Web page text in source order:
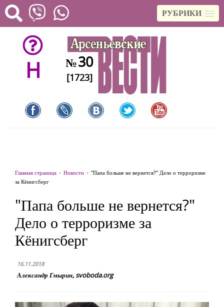
РУБРИКИ
H №30
[1723]
Главная страница Новости
"Папа больше не вернется?" Дело о терроризме
за Кёнигсберг
"Папа больше не вернется?"
Дело о терроризме за
Кёнигсберг
16.11.2018
Александр Гмырин, svoboda.org